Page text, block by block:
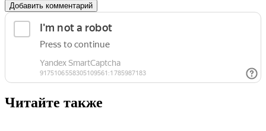
Добавить комментарий
Читайте также